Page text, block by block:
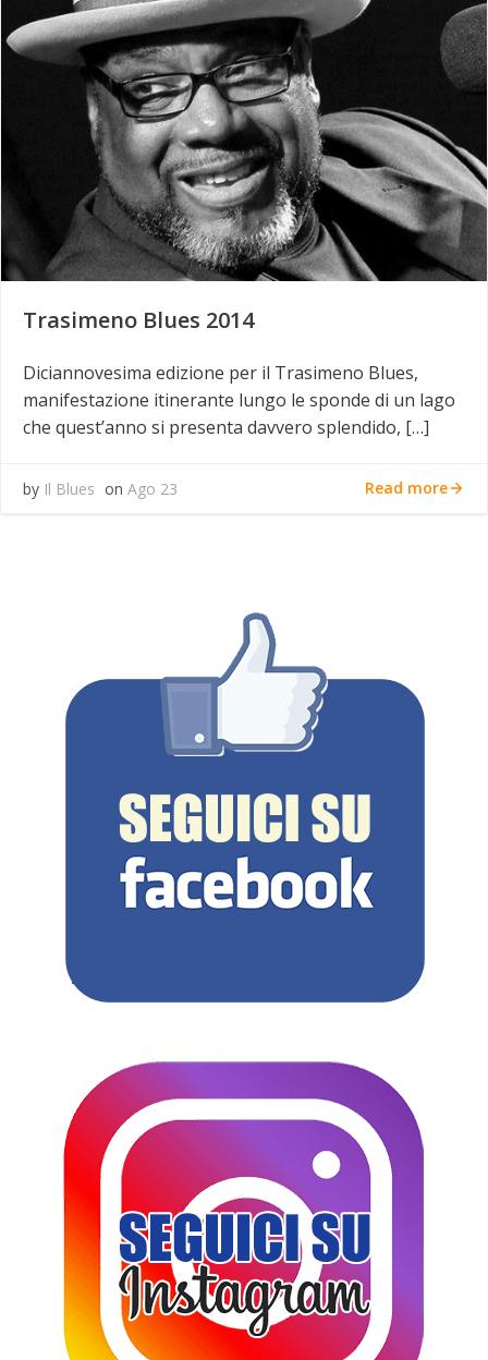
Trasimeno Blues 2014
Diciannovesima edizione per il Trasimeno Blues,
manifestazione itinerante lungo le sponde di un lago
che quest’anno si presenta davvero splendido, […]
by Il Blues on Ago 23 Read more